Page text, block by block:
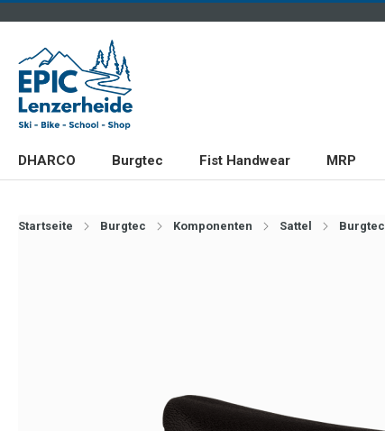
DHARCO Burgtec Fist Handwear MRP
Startseite Burgtec Komponenten Sattel